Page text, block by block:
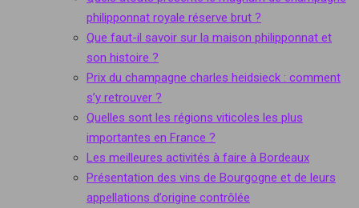
philipponnat royale réserve brut ?
Que faut-il savoir sur la maison philipponnat et
son histoire ?
Prix du champagne charles heidsieck : comment
s’y retrouver ?
Quelles sont les régions viticoles les plus
importantes en France ?
Les meilleures activités à faire à Bordeaux
Présentation des vins de Bourgogne et de leurs
appellations d’origine contrôlée